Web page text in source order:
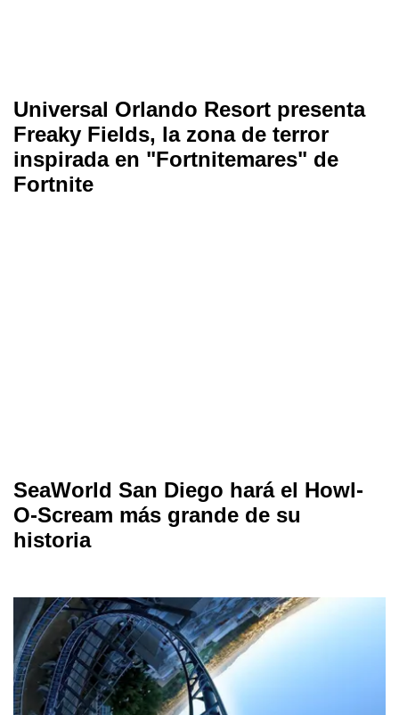
Universal Orlando Resort presenta
Freaky Fields, la zona de terror
inspirada en "Fortnitemares" de
Fortnite
SeaWorld San Diego hará el Howl-
O-Scream más grande de su
historia